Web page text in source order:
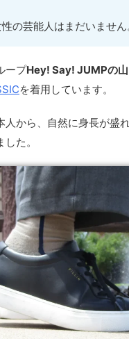
の芸能人はまだいません
ープHey! Say! JUMPの
を着用しています。
人から、自然に身長が盛
た。